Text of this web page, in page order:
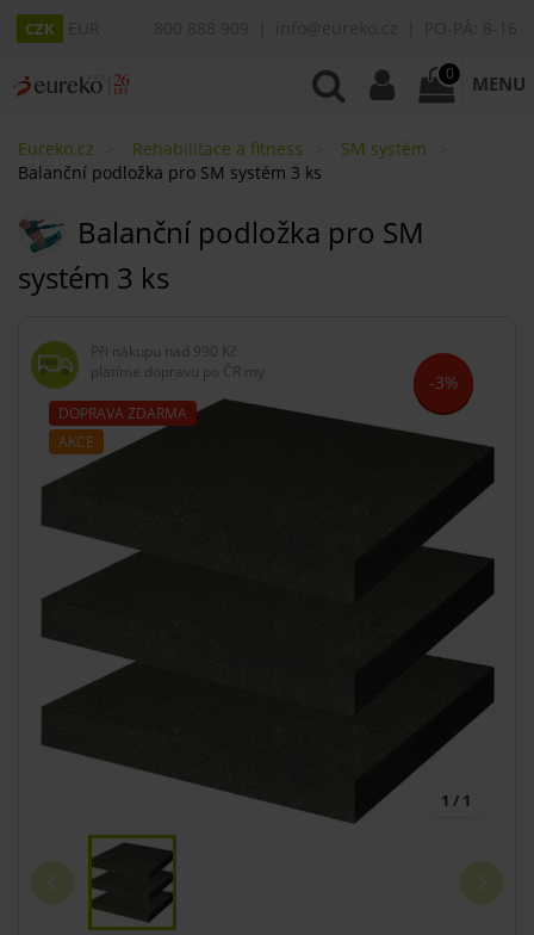
CZK
0 MENU
Eureko.cz Rehabilitace a fitness
SM systém
Balanční podložka pro SM systém 3 ks
Balanční podložka pro SM
systém 3 ks
Při nákupu nad 990 Kč
platíme dopravu po ČR my
DOPRAVA ZDARMA
AKCE
-3%
1 / 1